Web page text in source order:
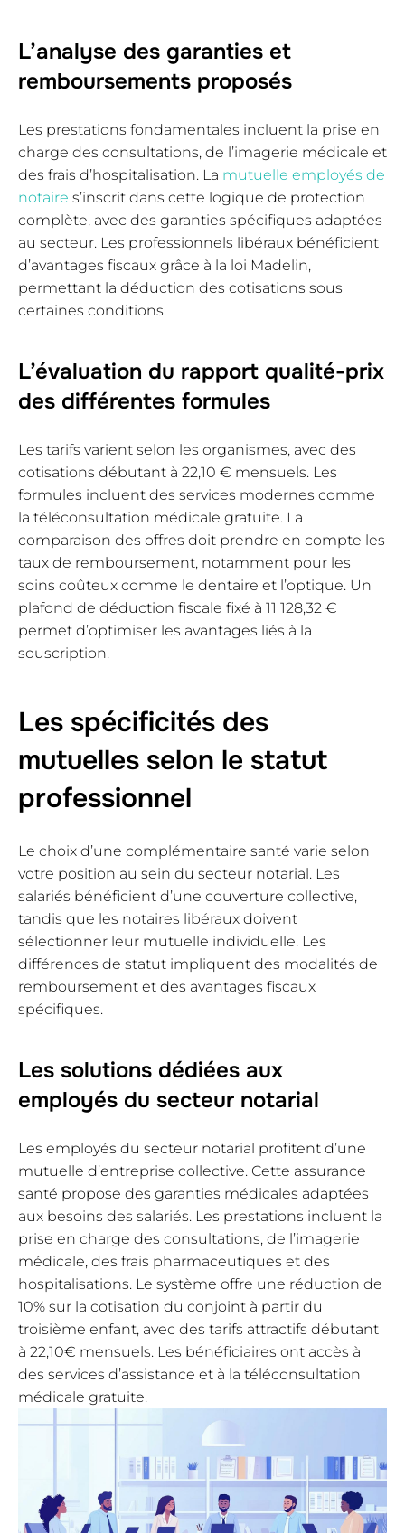
L’analyse des garanties et
remboursements proposés
Les prestations fondamentales incluent la prise en
charge des consultations, de l’imagerie médicale et
des frais d’hospitalisation. La mutuelle employés de
notaire s’inscrit dans cette logique de protection
complète, avec des garanties spécifiques adaptées
au secteur. Les professionnels libéraux bénéficient
d’avantages fiscaux grâce à la loi Madelin,
permettant la déduction des cotisations sous
certaines conditions.
L’évaluation du rapport qualité-prix
des différentes formules
Les tarifs varient selon les organismes, avec des
cotisations débutant à 22,10 € mensuels. Les
formules incluent des services modernes comme
la téléconsultation médicale gratuite. La
comparaison des offres doit prendre en compte les
taux de remboursement, notamment pour les
soins coûteux comme le dentaire et l’optique. Un
plafond de déduction fiscale fixé à 11 128,32 €
permet d’optimiser les avantages liés à la
souscription.
Les spécificités des
mutuelles selon le statut
professionnel
Le choix d’une complémentaire santé varie selon
votre position au sein du secteur notarial. Les
salariés bénéficient d’une couverture collective,
tandis que les notaires libéraux doivent
sélectionner leur mutuelle individuelle. Les
différences de statut impliquent des modalités de
remboursement et des avantages fiscaux
spécifiques.
Les solutions dédiées aux
employés du secteur notarial
Les employés du secteur notarial profitent d’une
mutuelle d’entreprise collective. Cette assurance
santé propose des garanties médicales adaptées
aux besoins des salariés. Les prestations incluent la
prise en charge des consultations, de l’imagerie
médicale, des frais pharmaceutiques et des
hospitalisations. Le système offre une réduction de
10% sur la cotisation du conjoint à partir du
troisième enfant, avec des tarifs attractifs débutant
à 22,10€ mensuels. Les bénéficiaires ont accès à
des services d’assistance et à la téléconsultation
médicale gratuite.